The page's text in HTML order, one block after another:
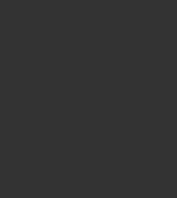
바지